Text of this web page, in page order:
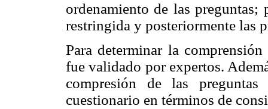
ordenamiento de las preguntas;
restringida y posteriormente las
Para determinar la
fue validado por expertos.
compresión de las
cuestionario en términos de